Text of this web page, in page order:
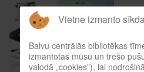
Vietne izmanto
Balvu centrālās bibliotēkas
izmantotas mūsu un trešo
valodā „cookies”), lai